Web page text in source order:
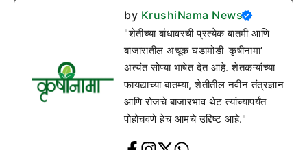
by KrushiNama News
"शेतीच्या बांधावरची प्रत्येक बातमी आणि
बाजारातील अचूक घडामोडी 'कृषीनामा'
अत्यंत सोप्या भाषेत देत आहे. शेतकऱ्यांच्या
फायद्याच्या बातम्या, शेतीतील नवीन तंत्रज्ञान
आणि रोजचे बाजारभाव थेट त्यांच्यापर्यंत
पोहोचवणे हेच आमचे उद्दिष्ट आहे."